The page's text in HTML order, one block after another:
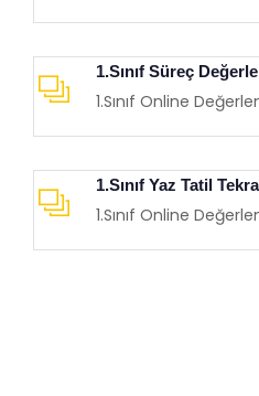
1.Sınıf Süreç
1.Sınıf Online
1.Sınıf Yaz Tatil
1.Sınıf Online